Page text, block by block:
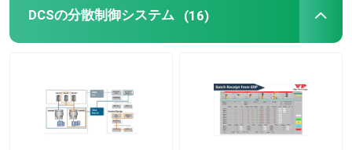
DCSの分散制御システム (16)